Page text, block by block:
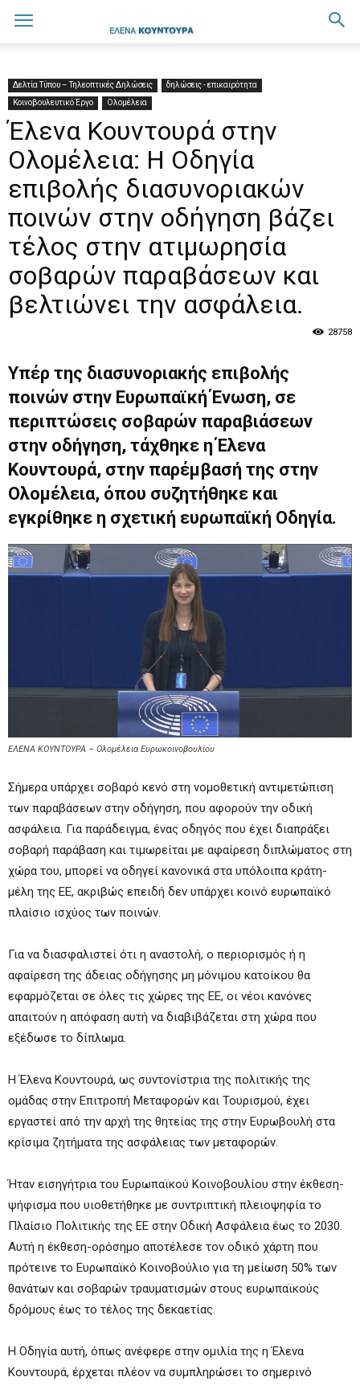
Δελτία Τύπου – Τηλεοπτικές Δηλώσεις
δηλώσεις - επικαιρότητα
Κοινοβουλευτικό Έργο
Ολομέλεια
Έλενα Κουντουρά στην
Ολομέλεια: H Οδηγία
επιβολής διασυνοριακών
ποινών στην οδήγηση βάζει
τέλος στην ατιμωρησία
σοβαρών παραβάσεων και
βελτιώνει την ασφάλεια.
28758
Υπέρ της διασυνοριακής επιβολής
ποινών στην Ευρωπαϊκή Ένωση, σε
περιπτώσεις σοβαρών παραβιάσεων
στην οδήγηση, τάχθηκε η Έλενα
Κουντουρά, στην παρέμβασή της στην
Ολομέλεια, όπου συζητήθηκε και
εγκρίθηκε η σχετική ευρωπαϊκή Oδηγία.
ΕΛΕΝΑ ΚΟΥΝΤΟΥΡΑ – Ολομέλεια Ευρωκοινοβουλίου
Σήμερα υπάρχει σοβαρό κενό στη νομοθετική αντιμετώπιση
των παραβάσεων στην οδήγηση, που αφορούν την οδική
ασφάλεια. Για παράδειγμα, ένας οδηγός που έχει διαπράξει
σοβαρή παράβαση και τιμωρείται με αφαίρεση διπλώματος στη
χώρα του, μπορεί να οδηγεί κανονικά στα υπόλοιπα κράτη-
μέλη της ΕΕ, ακριβώς επειδή δεν υπάρχει κοινό ευρωπαϊκό
πλαίσιο ισχύος των ποινών.
Για να διασφαλιστεί ότι η αναστολή, ο περιορισμός ή η
αφαίρεση της άδειας οδήγησης μη μόνιμου κατοίκου θα
εφαρμόζεται σε όλες τις χώρες της ΕΕ, οι νέοι κανόνες
απαιτούν η απόφαση αυτή να διαβιβάζεται στη χώρα που
εξέδωσε το δίπλωμα.
H Έλενα Κουντουρά, ως συντονίστρια της πολιτικής της
ομάδας στην Επιτροπή Μεταφορών και Τουρισμού, έχει
εργαστεί από την αρχή της θητείας της στην Ευρωβουλή στα
κρίσιμα ζητήματα της ασφάλειας των μεταφορών.
Ήταν εισηγήτρια του Ευρωπαϊκού Κοινοβουλίου στην έκθεση-
ψήφισμα που υιοθετήθηκε με συντριπτική πλειοψηφία το
Πλαίσιο Πολιτικής της ΕΕ στην Οδική Ασφάλεια έως το 2030.
Αυτή η έκθεση-ορόσημο αποτέλεσε τον οδικό χάρτη που
πρότεινε το Ευρωπαϊκό Κοινοβούλιο για τη μείωση 50% των
θανάτων και σοβαρών τραυματισμών στους ευρωπαϊκούς
δρόμους έως το τέλος της δεκαετίας.
Η Οδηγία αυτή, όπως ανέφερε στην ομιλία της η Έλενα
Κουντουρά, έρχεται πλέον να συμπληρώσει το σημερινό